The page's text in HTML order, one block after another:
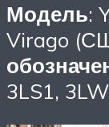
Модель:
Virago
3LS1,